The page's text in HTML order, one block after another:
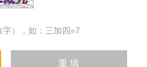
），如：三加四=7